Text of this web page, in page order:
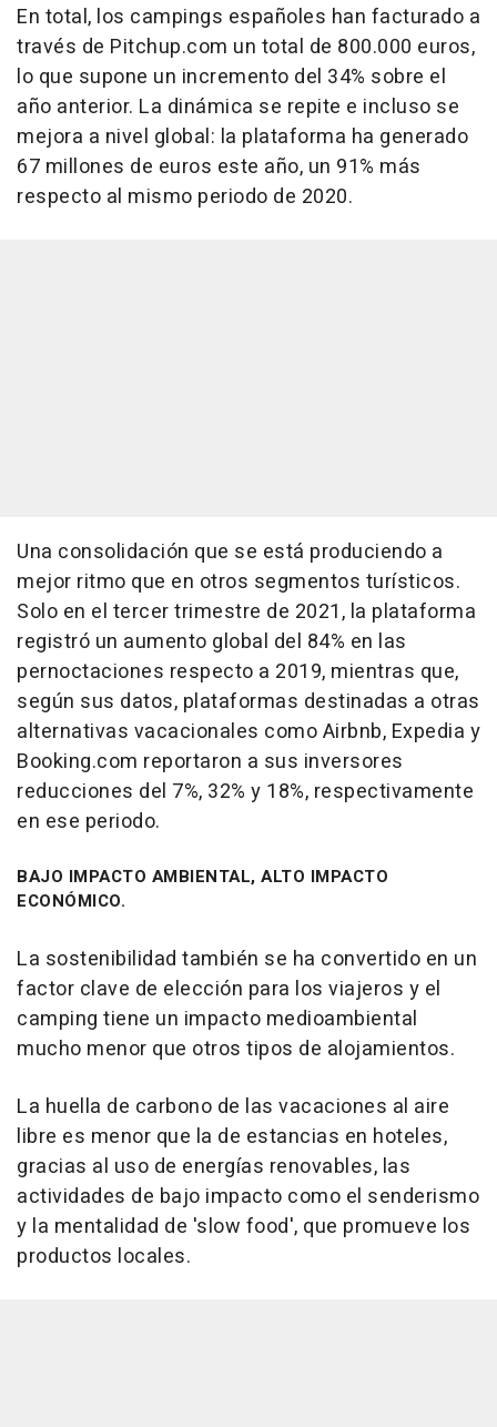
En total, los campings españoles han facturado a
través de Pitchup.com un total de 800.000 euros,
lo que supone un incremento del 34% sobre el
año anterior. La dinámica se repite e incluso se
mejora a nivel global: la plataforma ha generado
67 millones de euros este año, un 91% más
respecto al mismo periodo de 2020.
Una consolidación que se está produciendo a
mejor ritmo que en otros segmentos turísticos.
Solo en el tercer trimestre de 2021, la plataforma
registró un aumento global del 84% en las
pernoctaciones respecto a 2019, mientras que,
según sus datos, plataformas destinadas a otras
alternativas vacacionales como Airbnb, Expedia y
Booking.com reportaron a sus inversores
reducciones del 7%, 32% y 18%, respectivamente
en ese periodo.
BAJO IMPACTO AMBIENTAL, ALTO IMPACTO
ECONÓMICO.
La sostenibilidad también se ha convertido en un
factor clave de elección para los viajeros y el
camping tiene un impacto medioambiental
mucho menor que otros tipos de alojamientos.
La huella de carbono de las vacaciones al aire
libre es menor que la de estancias en hoteles,
gracias al uso de energías renovables, las
actividades de bajo impacto como el senderismo
y la mentalidad de 'slow food', que promueve los
productos locales.